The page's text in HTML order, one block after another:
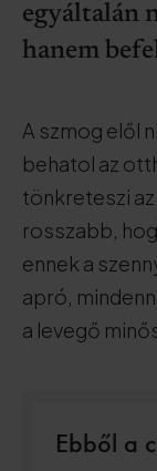
egyáltalán
hanem
A szmog elől
behatol az
tönkreteszi
rosszabb,
ennek a
apró,
a levegő
Ebből a